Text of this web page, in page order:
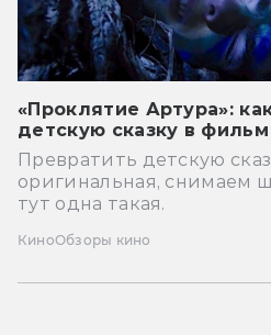
«Проклятие Артура»:
детскую сказку в
Превратить детскую
оригинальная, снимаем
тут одна такая.
КиноОбзоры кино